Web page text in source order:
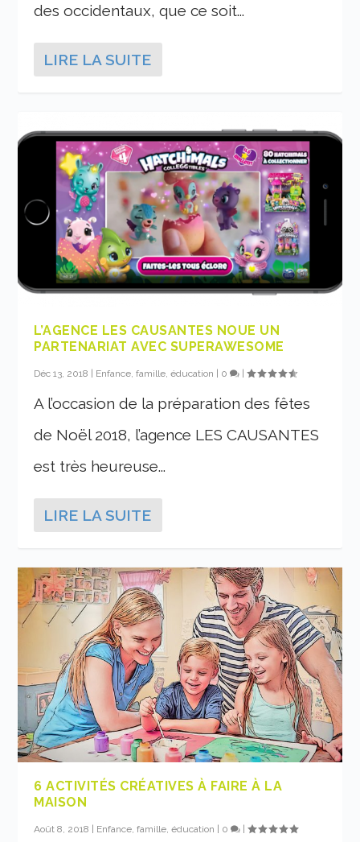
des occidentaux, que ce soit...
LIRE LA SUITE
L’AGENCE LES CAUSANTES NOUE UN
PARTENARIAT AVEC SUPERAWESOME
Déc 13, 2018 | Enfance, famille, éducation | 0 |
A l’occasion de la préparation des fêtes
de Noël 2018, l’agence LES CAUSANTES
est très heureuse...
LIRE LA SUITE
6 ACTIVITÉS CRÉATIVES À FAIRE À LA
MAISON
Août 8, 2018 | Enfance, famille, éducation | 0 |